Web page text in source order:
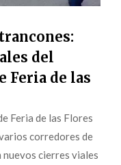
del
Feria de las
Feria de las Flores
corredores de
cierres viales